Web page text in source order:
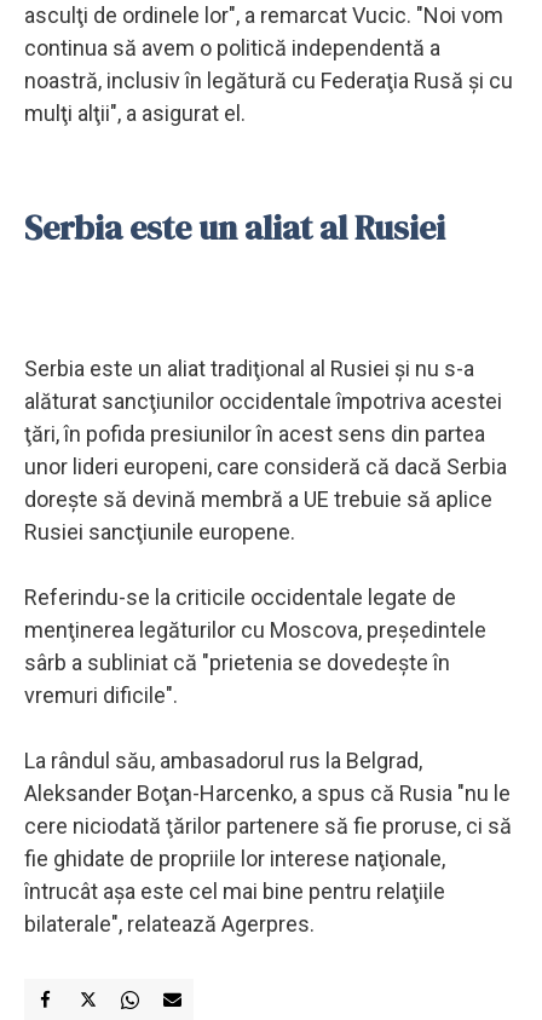
asculţi de ordinele lor", a remarcat Vucic. "Noi vom
continua să avem o politică independentă a
noastră, inclusiv în legătură cu Federaţia Rusă şi cu
mulţi alţii", a asigurat el.
Serbia este un aliat al Rusiei
Serbia este un aliat tradiţional al Rusiei şi nu s-a
alăturat sancţiunilor occidentale împotriva acestei
ţări, în pofida presiunilor în acest sens din partea
unor lideri europeni, care consideră că dacă Serbia
doreşte să devină membră a UE trebuie să aplice
Rusiei sancţiunile europene.
Referindu-se la criticile occidentale legate de
menţinerea legăturilor cu Moscova, preşedintele
sârb a subliniat că "prietenia se dovedeşte în
vremuri dificile".
La rândul său, ambasadorul rus la Belgrad,
Aleksander Boţan-Harcenko, a spus că Rusia "nu le
cere niciodată ţărilor partenere să fie proruse, ci să
fie ghidate de propriile lor interese naţionale,
întrucât aşa este cel mai bine pentru relaţiile
bilaterale", relatează Agerpres.